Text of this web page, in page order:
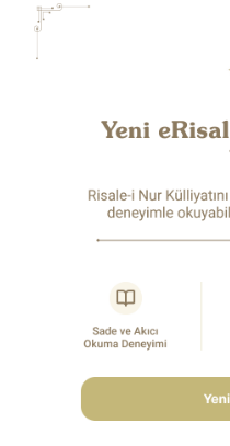
Arzuhalin Bir Parçası
Bab